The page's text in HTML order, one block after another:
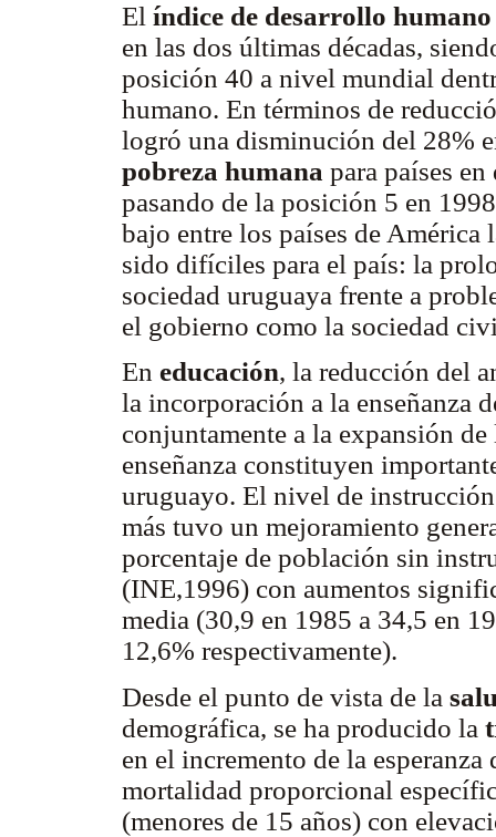
El índice de desarrollo humano
en las dos últimas décadas,
posición 40 a nivel mundial
humano. En términos de
logró una disminución del 28%
pobreza humana para países
pasando de la posición 5 en
bajo entre los países de
sido difíciles para el país: la
sociedad uruguaya frente a
el gobierno como la sociedad
En educación, la reducción del
la incorporación a la enseñanza
conjuntamente a la expansión
enseñanza constituyen
uruguayo. El nivel de
más tuvo un mejoramiento
porcentaje de población sin
(INE,1996) con aumentos
media (30,9 en 1985 a 34,5 en
12,6% respectivamente).
Desde el punto de vista de la
demográfica, se ha producido la
en el incremento de la esperanza
mortalidad proporcional
(menores de 15 años) con